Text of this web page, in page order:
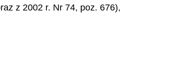
z 2002 r. Nr 74, poz. 676),